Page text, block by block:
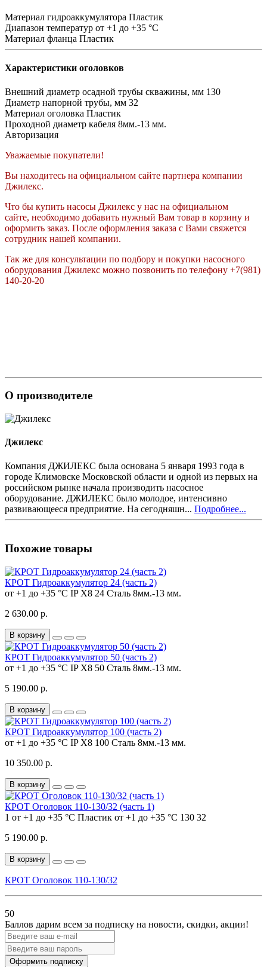
Материал гидроаккумулятора Пластик
Диапазон температур от +1 до +35 °C
Материал фланца Пластик
Характеристики оголовков
Внешний диаметр осадной трубы скважины, мм 130
Диаметр напорной трубы, мм 32
Материал оголовка Пластик
Проходной диаметр кабеля 8мм.-13 мм.
Авторизация
Уважаемые покупатели!
Вы находитесь на официальном сайте партнера компании
Джилекс.
Что бы купить насосы Джилекс у нас на официальном
сайте, необходимо добавить нужный Вам товар в корзину и
оформить заказ. После оформления заказа с Вами свяжется
сотрудник нашей компании.
Так же для консультации по подбору и покупки насосного
оборудования Джилекс можно позвонить по телефону +7(981)
140-20-20
О производителе
Джилекс
Компания ДЖИЛЕКС была основана 5 января 1993 года в
городе Климовске Московской области и одной из первых на
российском рынке начала производить насосное
оборудование. ДЖИЛЕКС было молодое, интенсивно
развивающееся предприятие. На сегодняшн... Подробнее...
Похожие товары
КРОТ Гидроаккумулятор 24 (часть 2)
от +1 до +35 °C IP Х8 24 Сталь 8мм.-13 мм.
2 630.00 р.
В корзину
КРОТ Гидроаккумулятор 50 (часть 2)
от +1 до +35 °C IP Х8 50 Сталь 8мм.-13 мм.
5 190.00 р.
В корзину
КРОТ Гидроаккумулятор 100 (часть 2)
от +1 до +35 °C IP Х8 100 Сталь 8мм.-13 мм.
10 350.00 р.
В корзину
КРОТ Оголовок 110-130/32 (часть 1)
1 от +1 до +35 °C Пластик от +1 до +35 °C 130 32
5 190.00 р.
В корзину
КРОТ Оголовок 110-130/32
50
Баллов дарим всем за подписку на новости, скидки, акции!
Оформить подписку